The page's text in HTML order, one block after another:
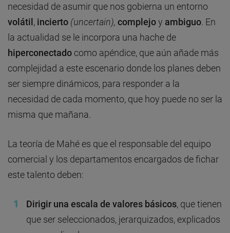
necesidad de asumir que nos gobierna un entorno
volátil, incierto (uncertain), complejoy ambiguo . En
la actualidad se le incorpora una hache de
hiperconectado como apéndice, que aún añade más
complejidad a este escenario donde los planes deben
ser siempre dinámicos, para responder a la
necesidad de cada momento, que hoy puede no ser la
misma que mañana.
La teoría de Mahé es que el responsable del equipo
comercial y los departamentos encargados de fichar
este talento deben:
Dirigir una escala de valores básicos, que tienen
que ser seleccionados, jerarquizados, explicados